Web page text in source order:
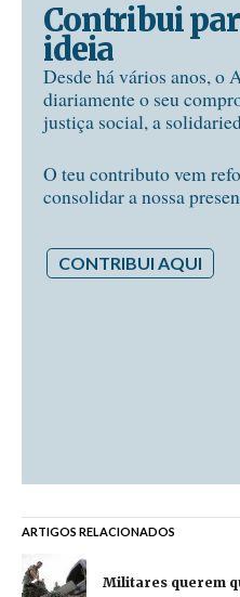
Contribui
ideia
Desde há vários anos, o
diariamente o seu
justiça social, a
O teu contributo vem
consolidar a nossa
CONTRIBUI AQUI
ARTIGOS RELACIONADOS
Militares querem